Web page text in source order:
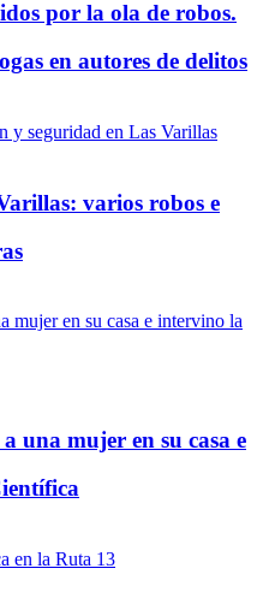
por la ola de robos.
en autores de delitos
varios robos e
una mujer en su casa e